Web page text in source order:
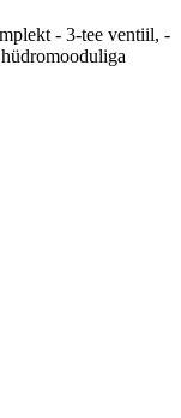
- 3-tee ventiil, -